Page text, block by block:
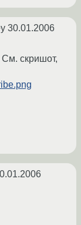
30.01.2006
См. скришот,